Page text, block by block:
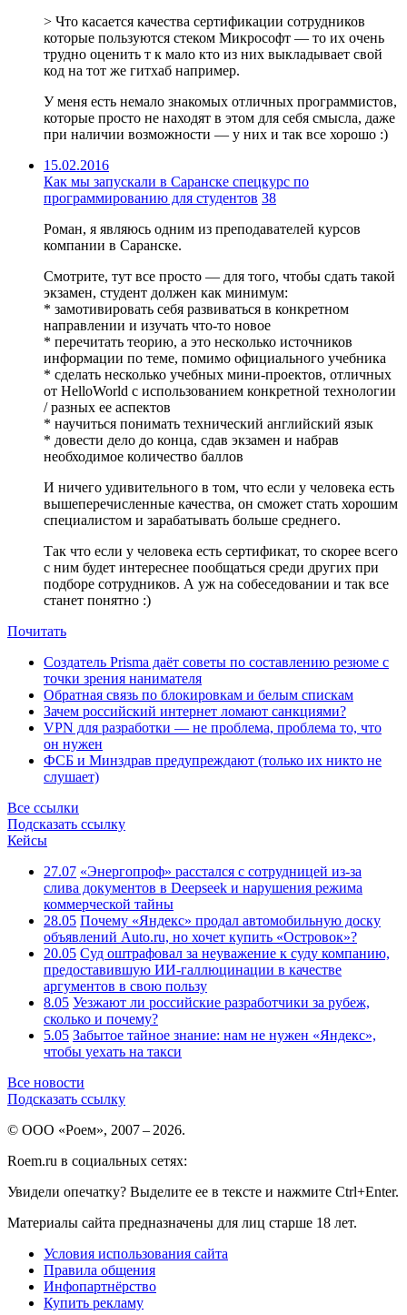
> Что касается качества сертификации сотрудников
которые пользуются стеком Микрософт — то их очень
трудно оценить т к мало кто из них выкладывает свой
код на тот же гитхаб например.
У меня есть немало знакомых отличных программистов,
которые просто не находят в этом для себя смысла, даже
при наличии возможности — у них и так все хорошо :)
15.02.2016
Как мы запускали в Саранске спецкурс по
программированию для студентов 38
Роман, я являюсь одним из преподавателей курсов
компании в Саранске.
Смотрите, тут все просто — для того, чтобы сдать такой
экзамен, студент должен как минимум:
* замотивировать себя развиваться в конкретном
направлении и изучать что-то новое
* перечитать теорию, а это несколько источников
информации по теме, помимо официального учебника
* сделать несколько учебных мини-проектов, отличных
от HelloWorld с использованием конкретной технологии
/ разных ее аспектов
* научиться понимать технический английский язык
* довести дело до конца, сдав экзамен и набрав
необходимое количество баллов
И ничего удивительного в том, что если у человека есть
вышеперечисленные качества, он сможет стать хорошим
специалистом и зарабатывать больше среднего.
Так что если у человека есть сертификат, то скорее всего
с ним будет интереснее пообщаться среди других при
подборе сотрудников. А уж на собеседовании и так все
станет понятно :)
Почитать
Создатель Prisma даёт советы по составлению резюме с
точки зрения нанимателя
Обратная связь по блокировкам и белым спискам
Зачем российский интернет ломают санкциями?
VPN для разработки — не проблема, проблема то, что
он нужен
ФСБ и Минздрав предупреждают (только их никто не
слушает)
Все ссылки
Подсказать ссылку
Кейсы
27.07 «Энергопроф» расстался с сотрудницей из-за
слива документов в Deepseek и нарушения режима
коммерческой тайны
28.05 Почему «Яндекс» продал автомобильную доску
объявлений Auto.ru, но хочет купить «Островок»?
20.05 Суд оштрафовал за неуважение к суду компанию,
предоставившую ИИ-галлюцинации в качестве
аргументов в свою пользу
8.05 Уезжают ли российские разработчики за рубеж,
сколько и почему?
5.05 Забытое тайное знание: нам не нужен «Яндекс»,
чтобы уехать на такси
Все новости
Подсказать ссылку
© ООО «Роем», 2007 – 2026.
Roem.ru в социальных сетях:
Увидели опечатку? Выделите ее в тексте и нажмите Ctrl+Enter.
Материалы сайта предназначены для лиц старше 18 лет.
Условия использования сайта
Правила общения
Инфопартнёрство
Купить рекламу